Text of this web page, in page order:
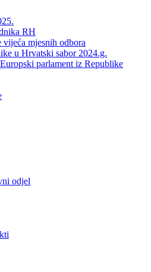
RH
mjesnih odbora
u Hrvatski sabor 2024.g.
parlament iz Republike
odjel